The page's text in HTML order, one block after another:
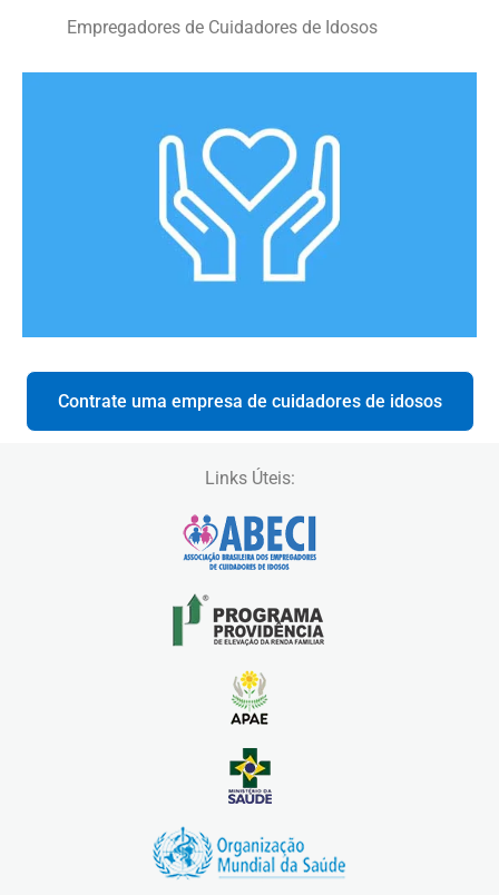
Empregadores de Cuidadores de Idosos
Contrate uma empresa de cuidadores de idosos
Links Úteis: